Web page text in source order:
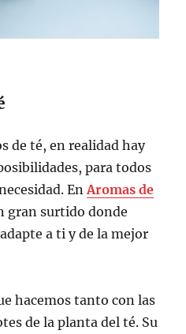
de té, en realidad hay
para todos
EnAromas de
gran surtido donde
a ti y de la mejor
hacemos tanto con las
de la planta del té. Su